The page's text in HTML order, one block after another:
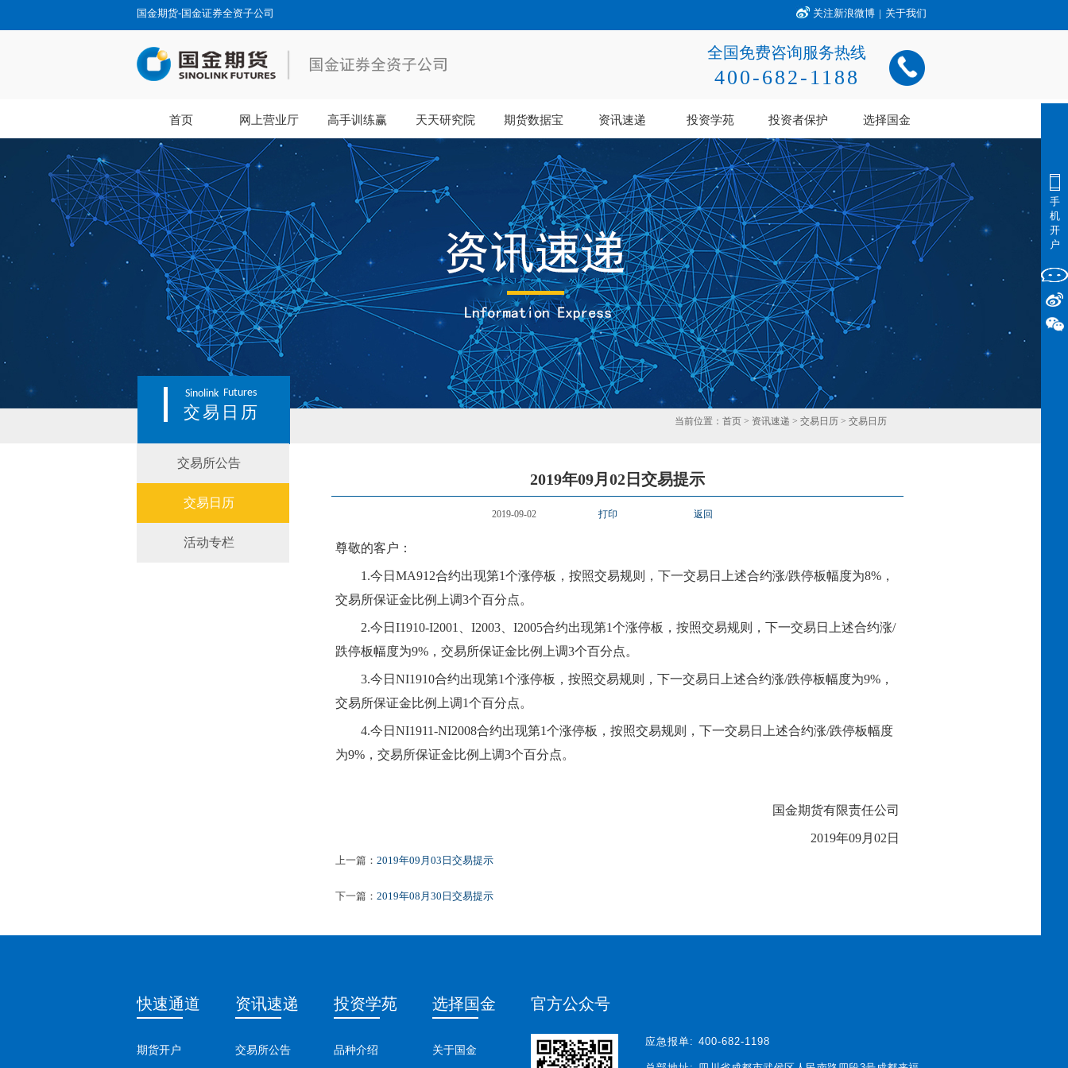
国金期货-国金证券全资子公司 关注新浪微博 | 关于我们
全国免费咨询服务热线
400-682-1188
首页 网上营业厅 高手训练赢 天天研究院 期货数据宝 资讯速递 投资学苑 投资者保护 选择国金
Sinolink Futures
交易日历 当前位置： 首页 > 资讯速递 > 交易日历 > 交易日历
交易所公告
交易日历
活动专栏
2019年09月02日交易提示
2019-09-02 打印 返回
尊敬的客户：
1.今日 MA912合约出现第1个涨停板，按照交易规则，下一交易日上述合约涨/跌停板幅度为8%，
交易所保证金比例上调3个百分点。
2.今日 I1910-I2001、I2003、I2005合约出现第1个涨停板，按照交易规则，下一交易日上述合约涨/
跌停板幅度为9%，交易所保证金比例上调3个百分点。
3.今日 NI1910合约出现第1个涨停板，按照交易规则，下一交易日上述合约涨/跌停板幅度为9%，
交易所保证金比例上调1个百分点。
4.今日 NI1911-NI2008合约出现第1个涨停板，按照交易规则，下一交易日上述合约涨/跌停板幅度
为9%，交易所保证金比例上调3个百分点。
国金期货有限责任公司
2019年09月 02 日
上一篇： 2019年09月03日交易提示
下一篇： 2019年08月30日交易提示
快速通道
期货开户
资讯速递
交易所公告
投资学苑
品种介绍
选择国金
关于国金
官方公众号
应急报单: 400-682-1198
手
机
开
户